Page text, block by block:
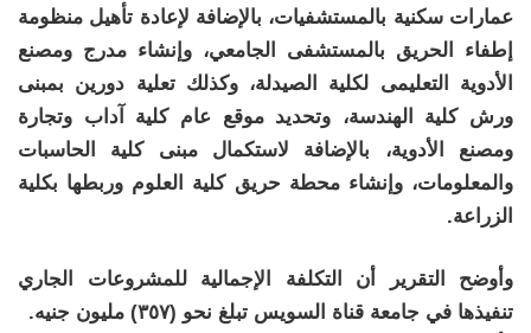
عمارات سكنية بالمستشفيات، بالإضافة لإعادة تأهيل منظومة
إطفاء الحريق بالمستشفى الجامعي، وإنشاء مدرج ومصنع
الأدوية التعليمى لكلية الصيدلة، وكذلك تعلية دورين بمبنى
ورش كلية الهندسة، وتحديد موقع عام كلية آداب وتجارة
ومصنع الأدوية، بالإضافة لاستكمال مبنى كلية الحاسبات
والمعلومات، وإنشاء محطة حريق كلية العلوم وربطها بكلية
الزراعة.
وأوضح التقرير أن التكلفة الإجمالية للمشروعات الجاري
تنفيذها في جامعة قناة السويس تبلغ نحو (٣٥٧) مليون جنيه.